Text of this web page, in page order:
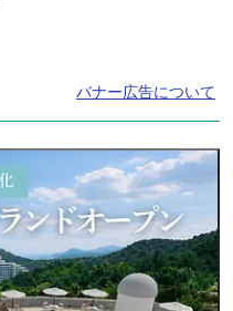
バナー広告について